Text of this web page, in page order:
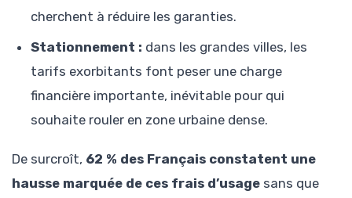
cherchent à réduire les garanties.
Stationnement : dans les grandes villes, les
tarifs exorbitants font peser une charge
financière importante, inévitable pour qui
souhaite rouler en zone urbaine dense.
De surcroît, 62 % des Français constatent une
hausse marquée de ces frais d’usage sans que